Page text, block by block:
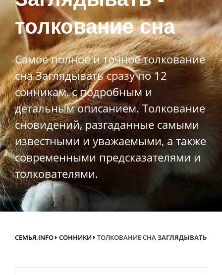
толкование сна
Самое полное и точное толкование
сна Заглядывать сразу по 12
сонникам, с подробным и
детальным описанием. Толкование
сновидений, разгаданные самыми
известными и уважаемыми, а также
современными предсказателями и
толкователями.
СЕМЬЯ.INFO СОННИКИ ТОЛКОВАНИЕ СНАЗАГЛЯДЫВАТЬ